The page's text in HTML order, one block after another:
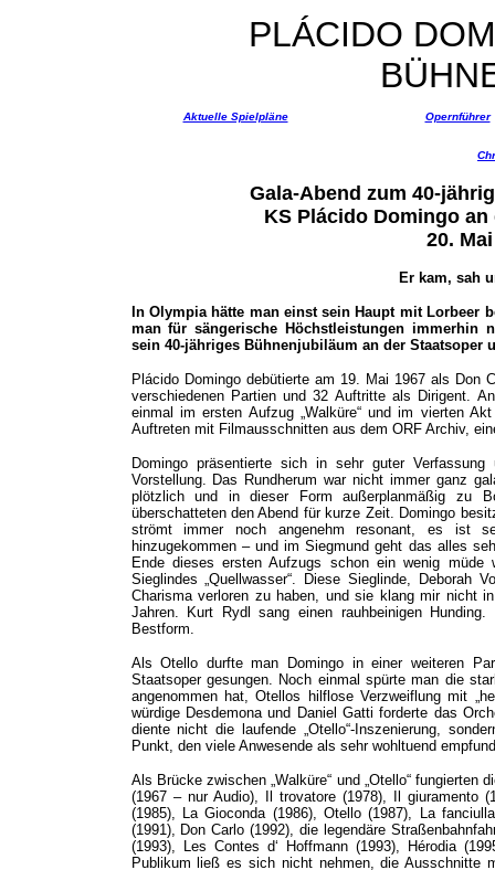
PLÁCIDO
Aktuelle Spielpläne Opernführer
Gala-Abend zum 40-
KS Plácido Domingo
20.
Er kam, sah
In Olympia hätte man einst sein Haupt mit Lorbeer
man für sängerische Höchstleistungen immerhin
sein 40-jähriges Bühnenjubiläum an der Staatsoper
Plácido Domingo debütierte am 19. Mai 1967 als Don
verschiedenen Partien und 32 Auftritte als Dirigent.
einmal im ersten Aufzug „Walküre“ und im vierten
Auftreten mit Filmausschnitten aus dem ORF Archiv,
Domingo präsentierte sich in sehr guter
Vorstellung. Das Rundherum war nicht immer ganz
plötzlich und in dieser Form außerplanmäßig zu
überschatteten den Abend für kurze Zeit. Domingo
strömt immer noch angenehm resonant, es ist
hinzugekommen – und im Siegmund geht das alles
Ende dieses ersten Aufzugs schon ein wenig
Sieglindes „Quellwasser“. Diese Sieglinde,
Charisma verloren zu haben, und sie klang mir nicht
Jahren. Kurt Rydl sang einen rauhbeinigen
Bestform.
Als Otello durfte man Domingo in einer weiteren
Staatsoper gesungen. Noch einmal spürte man die
angenommen hat, Otellos hilflose Verzweiflung mit
würdige Desdemona und Daniel Gatti forderte das
diente nicht die laufende „Otello“-Inszenierung,
Punkt, den viele Anwesende als sehr wohltuend
Als Brücke zwischen „Walküre“ und „Otello“
(1967 – nur Audio), Il trovatore (1978), Il giuramento
(1985), La Gioconda (1986), Otello (1987), La
(1991), Don Carlo (1992), die legendäre
(1993), Les Contes d‘ Hoffmann (1993), Hérodia
Publikum ließ es sich nicht nehmen, die Ausschnitte